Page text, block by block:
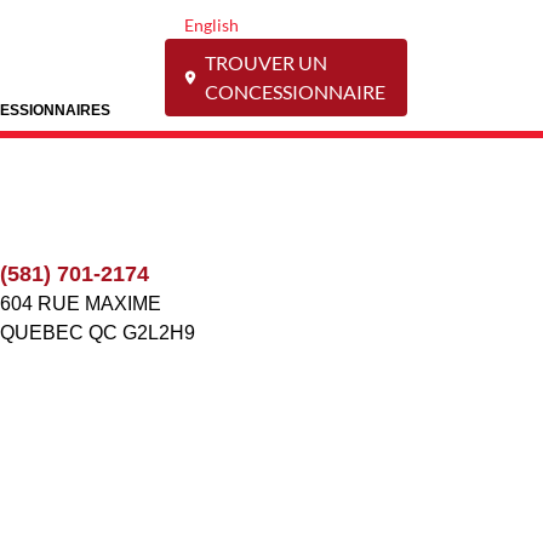
English
TROUVER UN
CONCESSIONNAIRE
(581) 701-2174
604 RUE MAXIME
QUEBEC QC G2L2H9